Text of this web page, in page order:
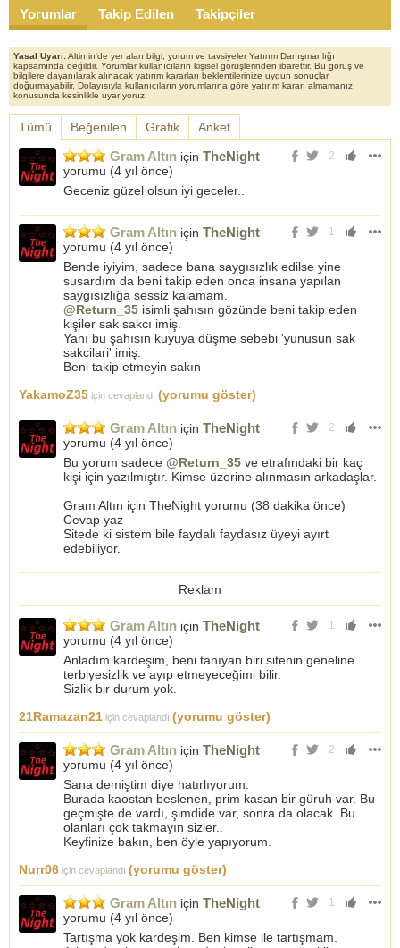
(17 Mart 2022 924 seviyesinde satılmıştır. )
-
25 Şubat 2022 - 838 seviyesinde 1. Parça gram altın alınmıştır.
01 Mart 2022 - 853 seviyesinde 2. Parça gram altın alınmıştır.
02 Mart 2022 - 872 seviyesinde 3. ve son parça gram altın
alınmıştır.
(04 Mart 2022 - 894 seviyesinde gram altınlar satılmıştır)
-
22 Şubat 2022 - 18.70 seviyesinde Sterlin alınmıştır.
(24 Şubat 2022 - 19.02 seviyesinde satılmıştır. )
-
08 Şubat 2022 - 10.00 seviyesinde gram gümüş alınmıştır.
(22.02.2022 tarihinde 10.68 seviyesinde gümüşler satılmıştır)
27 Ocak 2022 - 793 seviyesinde gram altın alınmıştır.
28 Ocak 2022 - 785 seviyesinde 2. parça alınmıştır.
01 Şubat 2022 - 774 seviyesinde 3. ve son parça alınmıştır.
(24 Şubat 2022 tarihinde 879 seviyesinde satılmıştır)
07 Ocak 2022 - 800 seviyesinde 852 hedefli gram altın
alınmıştır.
13 Ocak 2022 - 800 seviyesinde daha aşağıdan yerine alınmak
üzere satılmıştır.
14 Ocak 2022 - 793 seviyesinde 852 hedefli gram altın
alınmıştır.
(25 Ocak 2022 tarihinde 800 seviyesinde satılmıştır. )
-
04 Ocak 2022 - 776 seviyesinden %50 gram altın alınmıştır.
(06 Ocak 20202 tarihinde 801 seviyesinde çıkılmıştır. )
-
21 Aralık 2021 - 737 seviyesinden 1. parça gram altın alınmıştır.
22 Aralık 2021 - 717 seviyesinden 2. parça gram altın alınmıştır.
22 Aralık 2021 - 722 seviyesinden 3. parça gram altın alınmıştır.
22 Aralık 2021 - 14.17 seviyesinden bir parça Euro alınmıştır.
22 Aralık 2021 - 711 seviyesinden 4. parça gram altın alınmıştır.
23 Aralık 2021 - 687 seviyesinde 5. ve son parça gram altın
alınmıştır.
29 Aralık 2021 - 687 ve 711 alımları 727 seviyesinde satılmıştır.
772 seviyesinde satılmıştır.
31 Aralık 2021 - 14.17 seviyesinden alınan Euro 14.87
seviyesinde satılmıştır.
-
20 Aralık 2021
Gram altın 995 seviyesinde, 1050 hedefli gram altın alınmıştır.
Euro 19.30 seviyesinde, 20.15 hedefli euro alınmıştır.
(20 Aralık 2021 tarihinde Gram altından 1030 seviyesinde, Euro
20.15 seviyesinde satılmıştır)
16 Aralık 2021
903 seviyesinden 927 hedefli Gram altın alınmıştır.
897 seviyesi altında saatlik kapanış ile stoplarım.
(17.12.2021 tarihinde Gram altın beklentim gerçekleşmiş ve
satılmıştır)
15 Aralık 2021
14.65 seviyesinden 15.60 hedefli dolar alınmıştır.
833 seviyesinden 897 hedefli Gram altın alınmıştır
(16 Aralık 2021 tarihinde Gram altın ve dolar beklentim
-
5 Aralık 2021
Ons altın 1783 seviyesinde.
Ons altında önümüzdeki hafta 1844 seviyesi test edilmesi
gerekir teknik açıdan.
Yorumlar Takip Edilen Takipçiler
Yasal Uyarı:Altin.in'de yer alan bilgi, yorum ve tavsiyeler Yatırım Danışmanlığı
kapsamında değildir. Yorumlar kullanıcıların kişisel görüşlerinden ibarettir. Bu görüş ve
bilgilere dayanılarak alınacak yatırım kararları beklentilerinize uygun sonuçlar
doğurmayabilir. Dolayısıyla kullanıcıların yorumlarına göre yatırım kararı almamanız
konusunda kesinlikle uyarıyoruz.
Tümü Beğenilen Grafik Anket
2
Gram Altın için TheNight
yorumu (4 yıl önce)
Geceniz güzel olsun iyi geceler..
1
Gram Altın için TheNight
yorumu (4 yıl önce)
Bende iyiyim, sadece bana saygısızlık edilse yine
susardım da beni takip eden onca insana yapılan
saygısızlığa sessiz kalamam.
@Return_35 isimli şahısın gözünde beni takip eden
kişiler sak sakcı imiş.
Yanı bu şahısın kuyuya düşme sebebi 'yunusun sak
sakcilari' imiş.
Beni takip etmeyin sakın
YakamoZ35 için cevaplandı (yorumu göster)
2
Gram Altın için TheNight
yorumu (4 yıl önce)
Bu yorum sadece @Return_35 ve etrafındaki bir kaç
kişi için yazılmıştır. Kimse üzerine alınmasın arkadaşlar.
Gram Altın için TheNight yorumu (38 dakika önce)
Cevap yaz
Sitede ki sistem bile faydalı faydasız üyeyi ayırt
edebiliyor.
Reklam
1
Gram Altın için TheNight
yorumu (4 yıl önce)
Anladım kardeşim, beni tanıyan biri sitenin geneline
terbiyesizlik ve ayıp etmeyeceğimi bilir.
Sizlik bir durum yok.
21Ramazan21 için cevaplandı (yorumu göster)
2
Gram Altın için TheNight
yorumu (4 yıl önce)
Sana demiştim diye hatırlıyorum.
Burada kaostan beslenen, prim kasan bir güruh var. Bu
geçmişte de vardı, şimdide var, sonra da olacak. Bu
olanları çok takmayın sizler..
Keyfinize bakın, ben öyle yapıyorum.
Nurr06 için cevaplandı (yorumu göster)
1
Gram Altın için TheNight
yorumu (4 yıl önce)
Tartışma yok kardeşim. Ben kimse ile tartışmam.